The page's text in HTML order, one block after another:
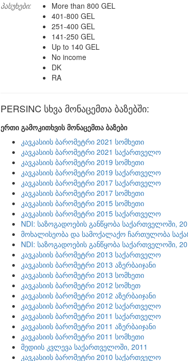
პასუხები:
More than 800 GEL
401-800 GEL
251-400 GEL
141-250 GEL
Up to 140 GEL
No income
DK
RA
PERSINC სხვა მონაცემთა ბაზებში:
ერთი გამოკითხვის მონაცემთა ბაზები
კავკასიის ბარომეტრი 2021 სომხეთი
კავკასიის ბარომეტრი 2021 საქართველო
კავკასიის ბარომეტრი 2019 სომხეთი
კავკასიის ბარომეტრი 2019 საქართველო
კავკასიის ბარომეტრი 2017 საქართველო
კავკასიის ბარომეტრი 2017 სომხეთი
კავკასიის ბარომეტრი 2015 სომხეთი
კავკასიის ბარომეტრი 2015 საქართველო
NDI: საზოგადოების განწყობა საქართველოში,
მოხალისეობა და სამოქალაქო ჩართულობა
NDI: საზოგადოების განწყობა საქართველოში,
კავკასიის ბარომეტრი 2013 საქართველო
კავკასიის ბარომეტრი 2013 აზერბაიჯანი
კავკასიის ბარომეტრი 2013 სომხეთი
კავკასიის ბარომეტრი 2012 სომხეთ
კავკასიის ბარომეტრი 2012 აზერბაიჯანი
კავკასიის ბარომეტრი 2012 საქართველო
კავკასიის ბარომეტრი 2011 საქართველო
კავკასიის ბარომეტრი 2011 აზერბაიჯანი
კავკასიის ბარომეტრი 2011 სომხეთი
მედიის კვლევა საქართველოში, 2011
კავკასიის ბარომეტრი 2010 საქართველო